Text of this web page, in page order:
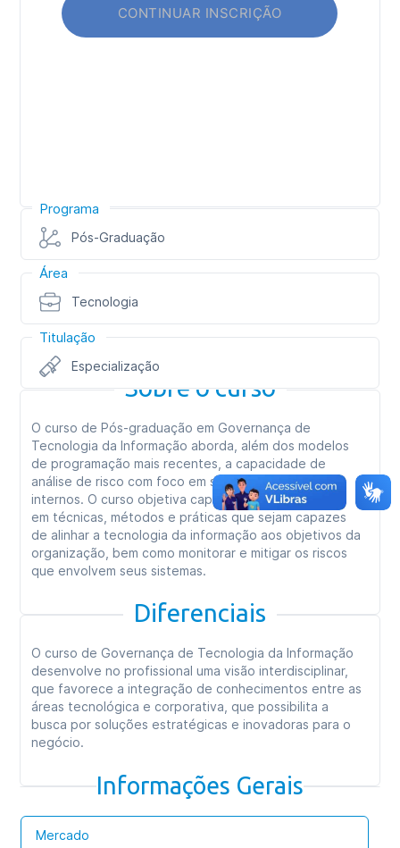
Programa
Pós-Graduação
Área
Tecnologia
Titulação
Especialização
Sobre o curso
O curso de Pós-graduação em Governança de
Tecnologia da Informação aborda, além dos modelos
de programação mais recentes, a capacidade de
análise de risco com foco em segurança de sistemas
internos. O curso objetiva capacitar os profissionais
em técnicas, métodos e práticas que sejam capazes
de alinhar a tecnologia da informação aos objetivos da
organização, bem como monitorar e mitigar os riscos
que envolvem seus sistemas.
Diferenciais
O curso de Governança de Tecnologia da Informação
desenvolve no profissional uma visão interdisciplinar,
que favorece a integração de conhecimentos entre as
áreas tecnológica e corporativa, que possibilita a
busca por soluções estratégicas e inovadoras para o
negócio.
Informações Gerais
Mercado